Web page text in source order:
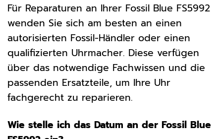
Für Reparaturen an Ihrer Fossil Blue FS5992
wenden Sie sich am besten an einen
autorisierten Fossil-Händler oder einen
qualifizierten Uhrmacher. Diese verfügen
über das notwendige Fachwissen und die
passenden Ersatzteile, um Ihre Uhr
fachgerecht zu reparieren.
Wie stelle ich das Datum an der Fossil Blue